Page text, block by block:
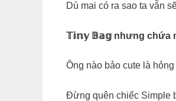
Dù mai có ra sao ta vẫn
𝕋𝕚𝕟𝕪 𝔹𝕒𝕘 nhưng chứa
Ông nào bảo cute là
Đừng quên chiếc Simple